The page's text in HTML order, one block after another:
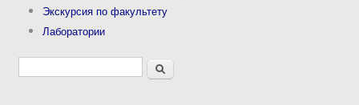
Экскурсия по факультету
Лаборатории
Форма поискаПоиск